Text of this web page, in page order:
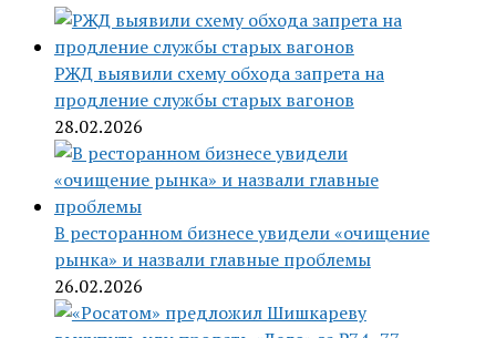
РЖД выявили схему обхода запрета на
продление службы старых вагонов
28.02.2026
В ресторанном бизнесе увидели «очищение
рынка» и назвали главные проблемы
26.02.2026